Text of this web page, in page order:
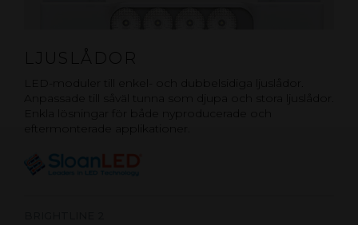
LJUSLÅDOR
LED-moduler till enkel- och dubbelsidiga ljuslådor.
Anpassade till såväl tunna som djupa och stora ljuslådor.
Enkla lösningar för både nyproducerade och
eftermonterade applikationer.